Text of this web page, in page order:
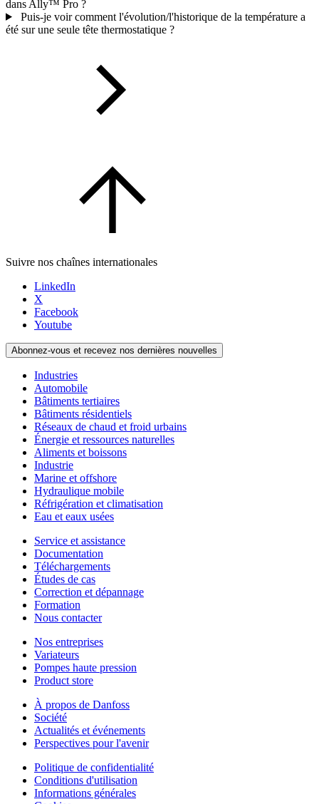
dans Ally™ Pro ?
Puis-je voir comment l'évolution/l'historique de la température a
été sur une seule tête thermostatique ?
Suivre nos chaînes internationales
LinkedIn
X
Facebook
Youtube
Abonnez-vous et recevez nos dernières nouvelles
Industries
Automobile
Bâtiments tertiaires
Bâtiments résidentiels
Réseaux de chaud et froid urbains
Énergie et ressources naturelles
Aliments et boissons
Industrie
Marine et offshore
Hydraulique mobile
Réfrigération et climatisation
Eau et eaux usées
Service et assistance
Documentation
Téléchargements
Études de cas
Correction et dépannage
Formation
Nous contacter
Nos entreprises
Variateurs
Pompes haute pression
Product store
À propos de Danfoss
Société
Actualités et événements
Perspectives pour l'avenir
Politique de confidentialité
Conditions d'utilisation
Informations générales